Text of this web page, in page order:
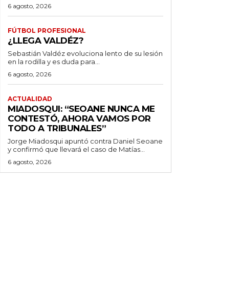
6 agosto, 2026
FÚTBOL PROFESIONAL
¿LLEGA VALDÉZ?
Sebastián Valdéz evoluciona lento de su lesión
en la rodilla y es duda para...
6 agosto, 2026
ACTUALIDAD
MIADOSQUI: “SEOANE NUNCA ME
CONTESTÓ, AHORA VAMOS POR
TODO A TRIBUNALES”
Jorge Miadosqui apuntó contra Daniel Seoane
y confirmó que llevará el caso de Matías...
6 agosto, 2026